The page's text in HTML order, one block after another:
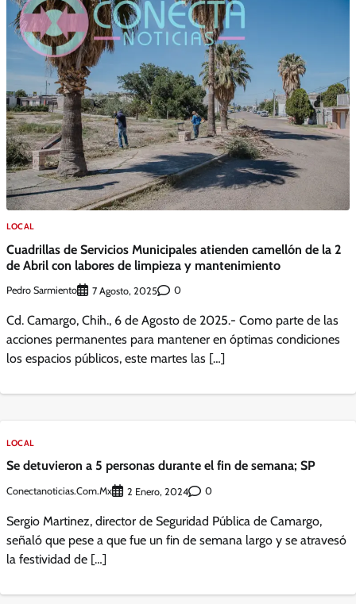
LOCAL
Cuadrillas de Servicios Municipales atienden camellón de la 2
de Abril con labores de limpieza y mantenimiento
Pedro Sarmiento 7 Agosto, 2025 0
Cd. Camargo, Chih., 6 de Agosto de 2025.- Como parte de las
acciones permanentes para mantener en óptimas condiciones
los espacios públicos, este martes las […]
LOCAL
Se detuvieron a 5 personas durante el fin de semana; SP
Conectanoticias.com.mx 2 Enero, 2024 0
Sergio Martinez, director de Seguridad Pública de Camargo,
señaló que pese a que fue un fin de semana largo y se atravesó
la festividad de […]